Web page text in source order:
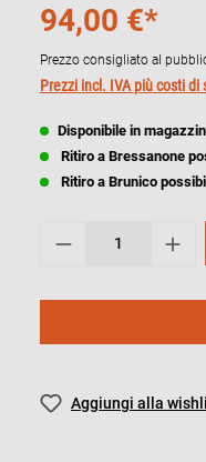
94,00 €*
Prezzo consigliato al
Prezzi incl. IVA più costi di
Disponibile in
Ritiro a Bressanone
Ritiro a Brunico
Aggiungi alla